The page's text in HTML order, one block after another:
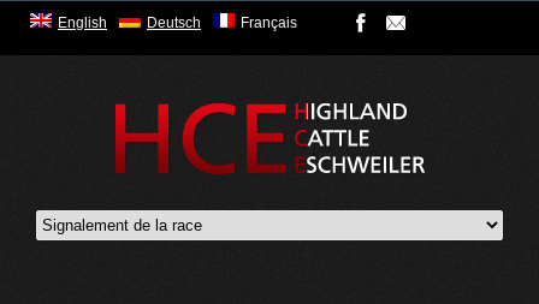
English Deutsch Français